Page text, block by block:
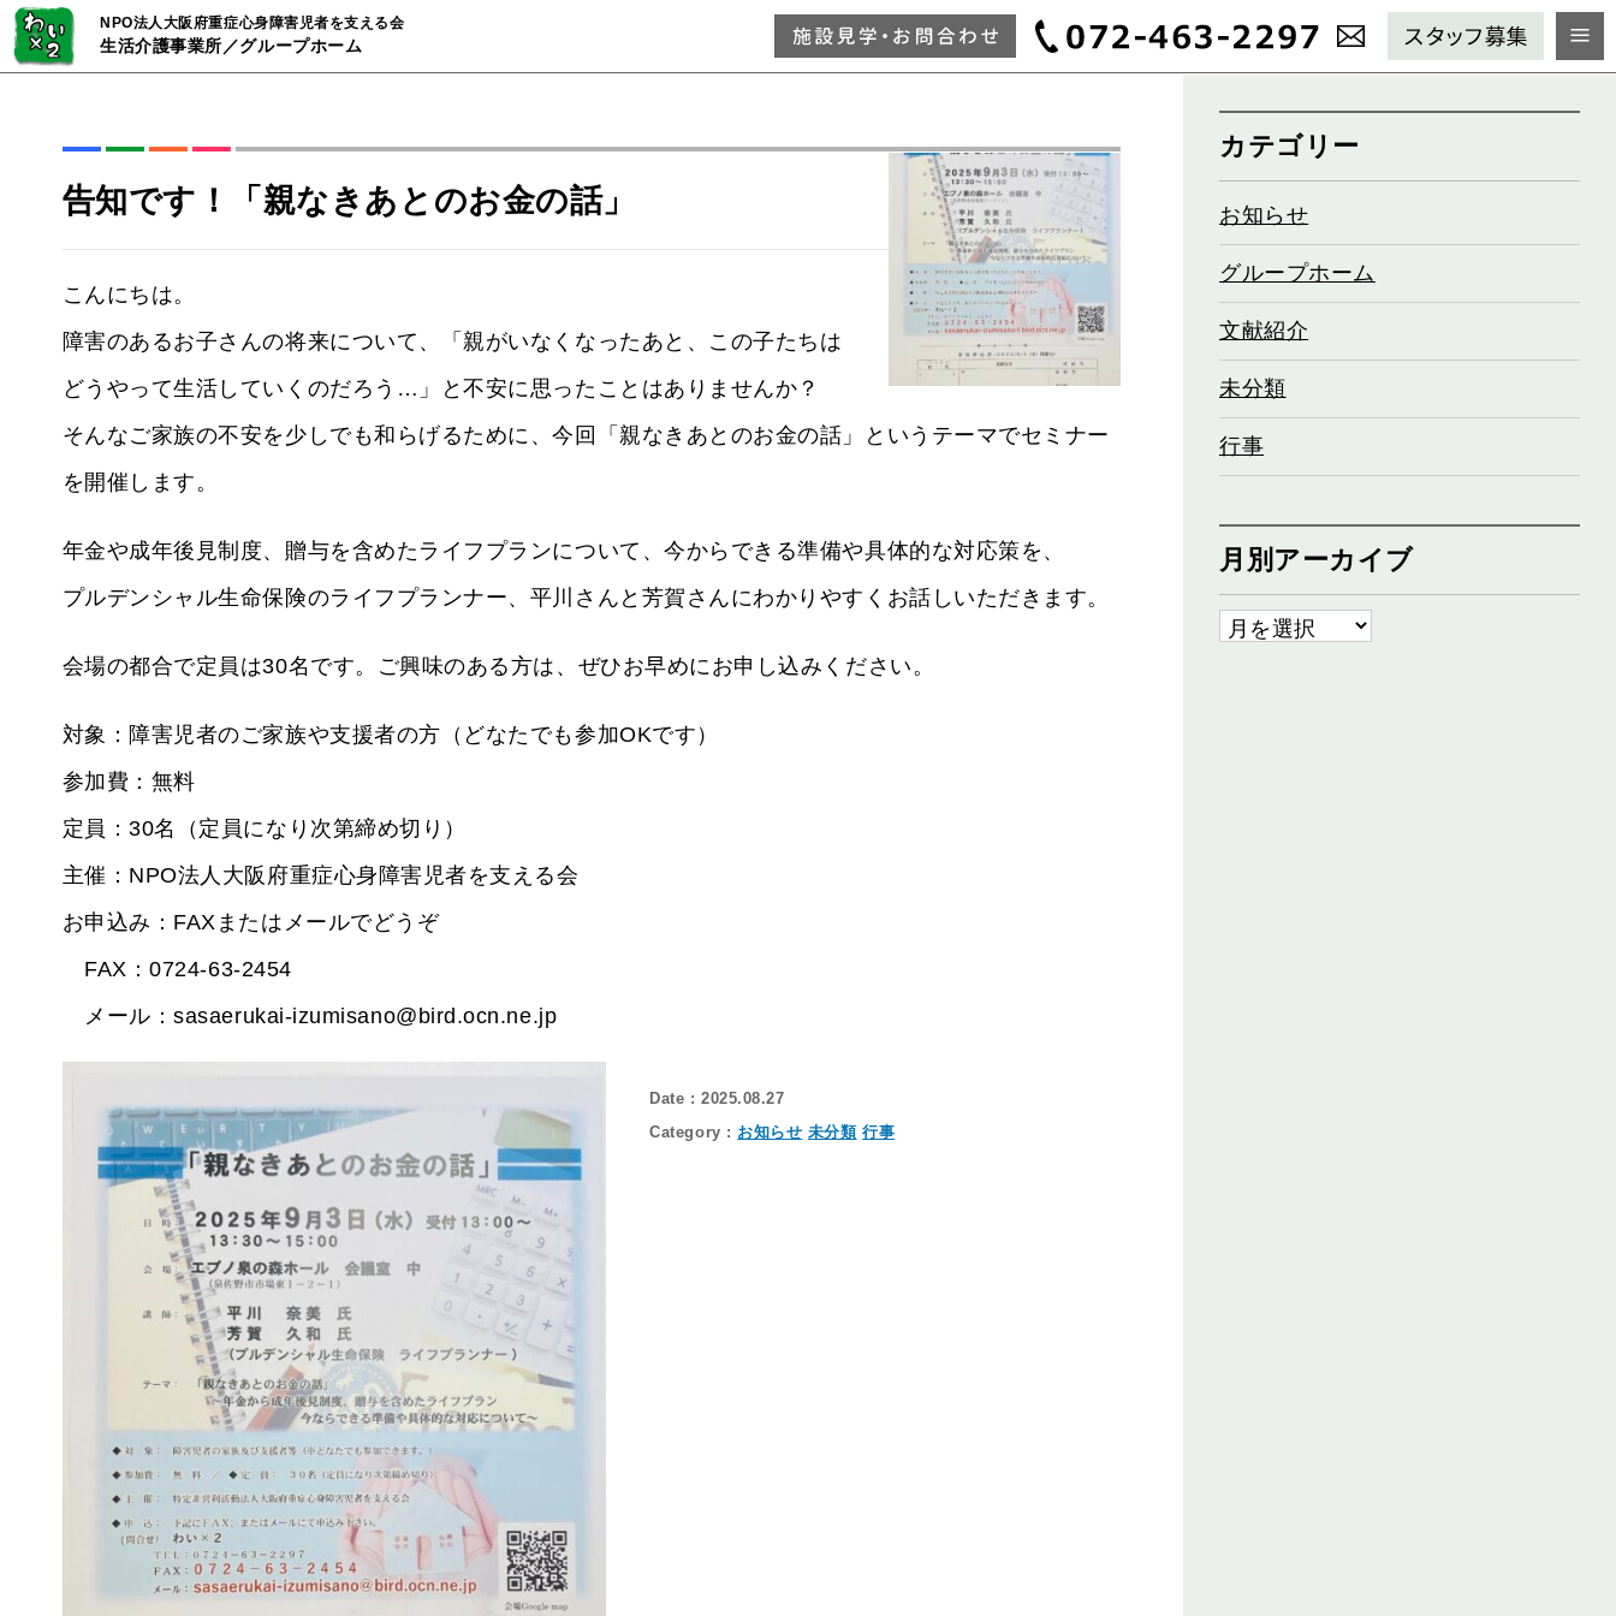
NPO法人大阪府重症心身障害児者を支える会
生活介護事業所／グループホーム
告知です！「親なきあとのお金の話」
こんにちは。
障害のあるお子さんの将来について、「親がいなくなったあと、この子たちは
どうやって生活していくのだろう…」と不安に思ったことはありませんか？
そんなご家族の不安を少しでも和らげるために、今回「親なきあとのお金の話」というテーマでセミナー
を開催します。
年金や成年後見制度、贈与を含めたライフプランについて、今からできる準備や具体的な対応策を、
プルデンシャル生命保険のライフプランナー、平川さんと芳賀さんにわかりやすくお話しいただきます。
会場の都合で定員は30名です。ご興味のある方は、ぜひお早めにお申し込みください。
対象：障害児者のご家族や支援者の方（どなたでも参加OKです）
参加費：無料
定員：30名（定員になり次第締め切り）
主催：NPO法人大阪府重症心身障害児者を支える会
お申込み：FAXまたはメールでどうぞ
FAX：0724-63-2454
メール：sasaerukai-izumisano@bird.ocn.ne.jp
2025.08.27
お知らせ 未分類 行事
カテゴリー
お知らせ
グループホーム
文献紹介
未分類
行事
月別アーカイブ